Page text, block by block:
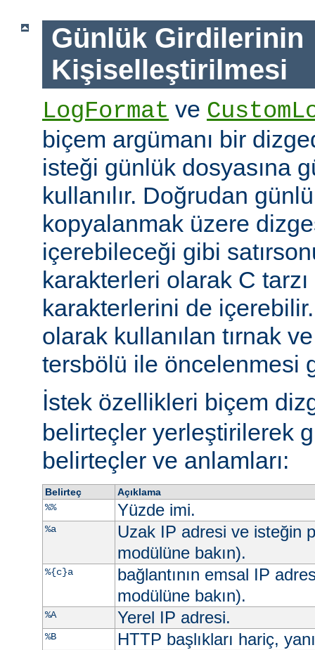
Günlük Girdilerinin
Kişiselleştirilmesi
LogFormat ve
biçem argümanı bir
isteği günlük dosyasına
kullanılır. Doğrudan
kopyalanmak üzere
içerebileceği gibi
karakterleri olarak C
karakterlerini de
olarak kullanılan tırnak
tersbölü ile öncelenmesi
İstek özellikleri biçem
belirteçler yerleştirilerek
belirteçler ve anlamları:
Belirteç
Açıklama
%%
Yüzde imi.
%a
Uzak IP adresi ve isteğin
modülüne bakın).
%{c}a
bağlantının emsal IP
modülüne bakın).
%A Yerel IP adresi.
%B HTTP başlıkları hariç,